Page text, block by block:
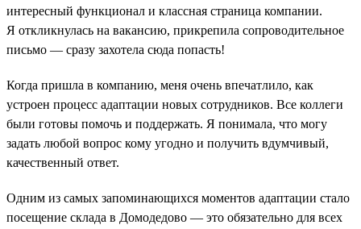
интересный функционал и классная страница компании.
Я откликнулась на вакансию, прикрепила сопроводительное
письмо — сразу захотела сюда попасть!
Когда пришла в компанию, меня очень впечатлило, как
устроен процесс адаптации новых сотрудников. Все коллеги
были готовы помочь и поддержать. Я понимала, что могу
задать любой вопрос кому угодно и получить вдумчивый,
качественный ответ.
Одним из самых запоминающихся моментов адаптации стало
посещение склада в Домодедово — это обязательно для всех